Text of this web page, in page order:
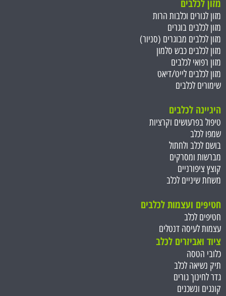
מזון לכלבים
מזון לגורים וכלבות הרות
מזון לכלבים בוגרים
מזון לכלבים מבוגרים (סניור)
מזון לכלבים כבש סלמון
מזון רפואי לכלבים
מזון לכלבים לייט/דיאט
שימורים לכלבים
היגיינה לכלבים
טיפול בפרעושים וקרציות
שמפו לכלב
בושם לכלב ולחתול
מברשות ומסרקים
קוצץ ציפורניים
משחת שיניים לכלב
חטיפים ועצמות לכלבים
חטיפים לכלב
עצמות לעיסה דנטלים
ציוד ואביזרים לכלב
כלובי הטסה
תיק נשיאה לכלב
גדר לחינוך גורים
קונגים ונשכנים